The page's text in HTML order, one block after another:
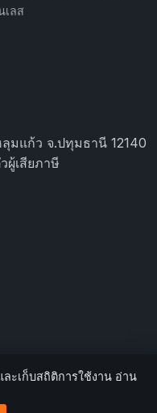
เลส
มแก้ว จ.ปทุมธานี 12140
ผู้เสียภาษี
ละเก็บสถิติการใช้งาน อ่าน